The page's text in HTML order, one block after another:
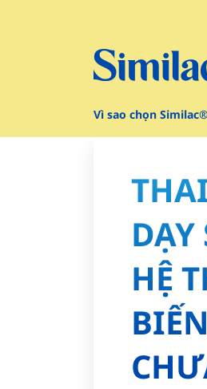
Vì sao chọn Similac®
DẠY
HỆ